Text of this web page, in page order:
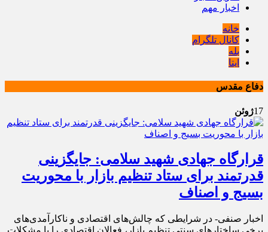
اخبار مهم
خانه
کانال تلگرام
بله
ایتا
دفاع مقدس
17ژوئن
قرارگاه جهادی شهید سلامی: جایگزینی
قدرتمند برای ستاد تنظیم بازار با محوریت
بسیج و اصناف
اخبار صنفی- در شرایطی که چالش‌های اقتصادی و ناکارآمدی‌های